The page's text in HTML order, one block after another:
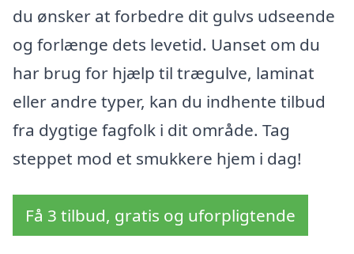
du ønsker at forbedre dit gulvs udseende
og forlænge dets levetid. Uanset om du
har brug for hjælp til trægulve, laminat
eller andre typer, kan du indhente tilbud
fra dygtige fagfolk i dit område. Tag
steppet mod et smukkere hjem i dag!
Få 3 tilbud, gratis og uforpligtende